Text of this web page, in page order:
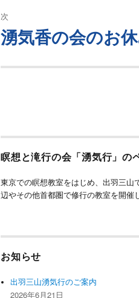
ゲ
ン
投
稿:
次
次
投
湧気香の会のお
瞑想と滝行の会「湧気行」の
東京での瞑想教室をはじめ、出羽三山
辺やその他首都圏で修行の教室を開催
お知らせ
出羽三山湧気行のご案内
2026年6月21日